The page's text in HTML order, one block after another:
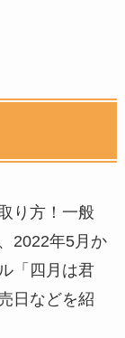
り方！一般
2022年5月か
「四月は君
日などを紹